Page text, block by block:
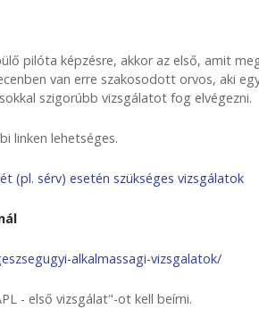
pilóta képzésre, akkor az első, amit
van erre szakosodott orvos, aki
szigorúbb vizsgálatot fog elvégezni.
linken lehetséges.
(pl. sérv) esetén szükséges vizsgálatok
alkalmassagi-vizsgalatok/
- első vizsgálat"-ot kell beírni.